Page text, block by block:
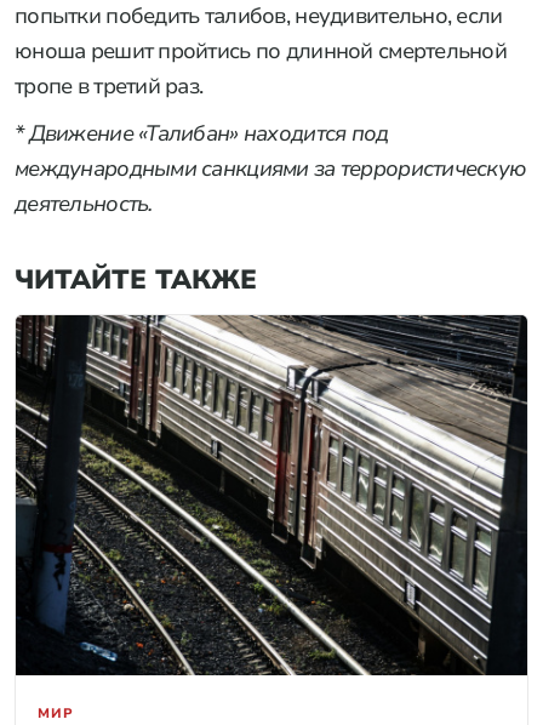
попытки победить талибов, неудивительно, если
юноша решит пройтись по длинной смертельной
тропе в третий раз.
* Движение «Талибан» находится под
международными санкциями за террористическую
деятельность.
ЧИТАЙТЕ ТАКЖЕ
МИР